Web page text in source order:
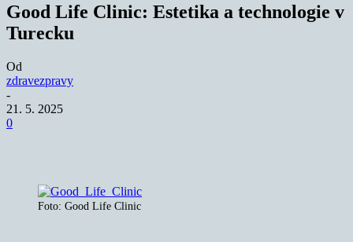
Good Life Clinic: Estetika a technologie v
Turecku
Od
zdravezpravy
-
21. 5. 2025
0
Foto: Good Life Clinic